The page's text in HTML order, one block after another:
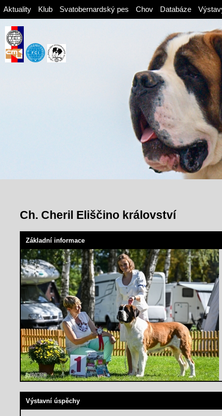
Aktuality Klub Svatobernardský pes Chov Databáze
Ch. Cheril Eliščino království
Základní informace
Výstavní úspěchy